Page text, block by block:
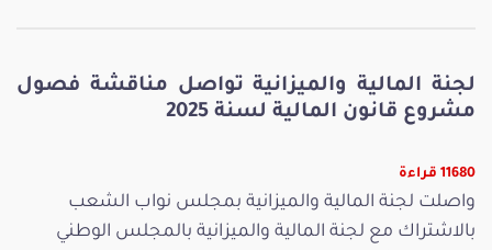
لجنة المالية والميزانية تواصل مناقشة فصول
مشروع قانون المالية لسنة 2025
11680 قراءة
واصلت لجنة المالية والميزانية بمجلس نواب الشعب
بالاشتراك مع لجنة المالية والميزانية بالمجلس الوطني